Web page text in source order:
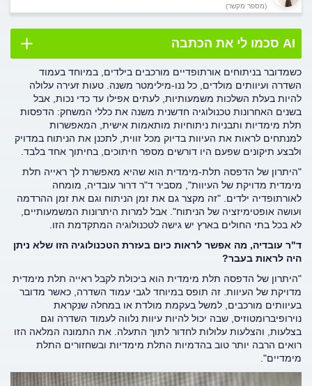
(מספר מקשר)
AI סכמו לי את הכתבה
כשמדובר בניתוחים אורתופדיים מורכבים בילדים, במיוחד בעמוד
השדרה ועיוותים מולדים, כל ננו-מילימטר משנה. טעות זעירה עלולה
להיות בעלת השלכות משמעותיות, לעתים אפילו עד כדי נכות, אבל
בשנים האחרונות טכנולוגיה חדשנית משנה את כללי המשחק: הדפסות
תלת מימדיות ותבניות ניתוחיות מותאמות אישית, המאפשרות
למנתחים לראות את העיוות בדיוק מכל זווית, לתכנן את הניתוח במדויק
ולבצע תיקונים שפעם היו דורשים מספר חיתוכים, בחיתוך אחד בלבד.
"היתרון של הדפסה תלת-מימדית הוא שהיא מאפשרת לך ראייה תלת
מימדית מדויקת של העיוות", מסביר ד"ר דרור עובדיה, מומחה
לאורתופדיה ילדים. "זה מקצר גם את זמן הניתוח וגם את זמן ההרדמה
ועושה אופטימיזציה של הניתוח". אבל למרות היתרונות המשמעותיים,
לא בכל בתי החולים בארץ יש גישה לטכנולוגיה המתקדמת הזו.
ד"ר עובדיה, מה אפשר לראות כיום בעזרת הטכנולוגיה הזו שלא ניתן
היה לראות בעבר?
"היתרון של הדפסה תלת מימדית הוא ביכולת לקבל ראייה תלת מימדית
מדויקת של העיוות. זה תופס במיוחד לגבי עמוד השדרה, כאשר מדובר
בעיוותים מורכבים, למשל בעקמת מולדת או במחלה שנקראת
נוירופיברומטוזיס, שבה יכול להיות עיוות נלווה לעמוד השדרה וגם
בצלעות, והצלעות עלולות לחדור לתוך התעלה. את התמונה המלאה הזו
רואים הרבה יותר טוב בהדמיות התלת מימדיות ובשחזורים התלת
מימדיים".